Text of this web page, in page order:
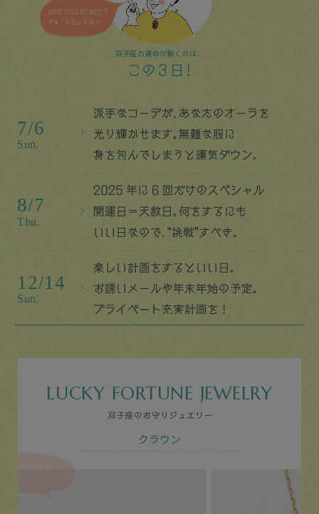
双子座の運命が動くのは、
LUCKY FORTUNE JEWELRY
クラウン